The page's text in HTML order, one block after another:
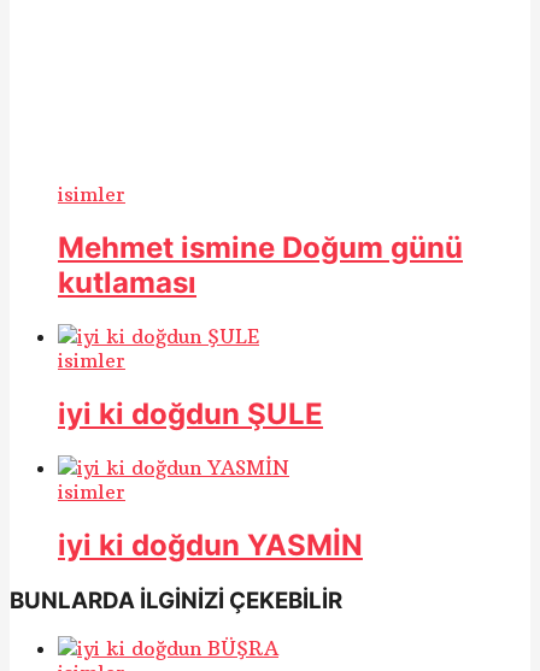
isimler
Mehmet ismine Doğum günü
kutlaması
isimler
iyi ki doğdun ŞULE
isimler
iyi ki doğdun YASMİN
BUNLARDA İLGİNİZİ ÇEKEBİLİR